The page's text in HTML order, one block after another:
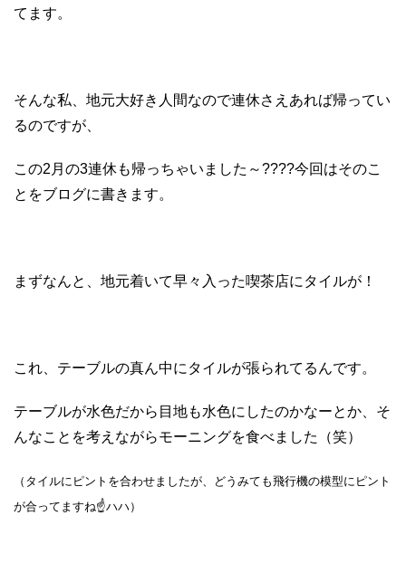
てます。
そんな私、地元大好き人間なので連休さえあれば帰ってい
るのですが、
この2月の3連休も帰っちゃいました～????今回はそのこ
とをブログに書きます。
まずなんと、地元着いて早々入った喫茶店にタイルが！
これ、テーブルの真ん中にタイルが張られてるんです。
テーブルが水色だから目地も水色にしたのかなーとか、そ
んなことを考えながらモーニングを食べました（笑）
（タイルにピントを合わせましたが、どうみても飛行機の模型にピント
が合ってますね☝ハハ）